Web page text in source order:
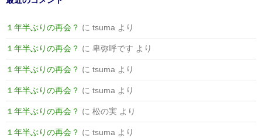
１年半ぶりの再会？ に tsuma より
１年半ぶりの再会？ に 卑弥呼です より
１年半ぶりの再会？ に tsuma より
１年半ぶりの再会？ に tsuma より
１年半ぶりの再会？ に 松の実 より
１年半ぶりの再会？ に tsuma より